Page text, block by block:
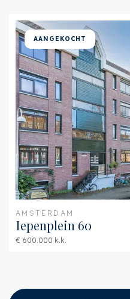
AANGEKOCHT
AMSTERDAM
Iepenplein 60
€ 600.000 k.k.